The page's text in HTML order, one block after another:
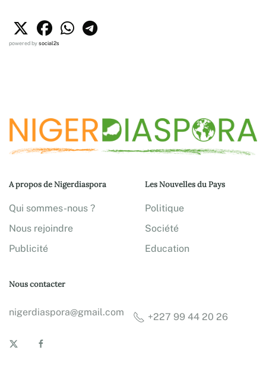
powered bysocial2s
A propos de Nigerdiaspora
Qui sommes-nous ?
Nous rejoindre
Publicité
Les Nouvelles du Pays
Politique
Société
Education
Nous contacter
nigerdiaspora@gmail.com +227 99 44 20 26